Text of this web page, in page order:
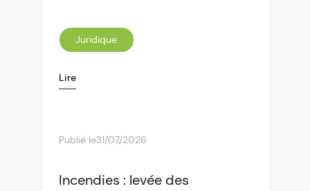
Juridique
Lire
Publié le31/07/2026
Incendies : levée des